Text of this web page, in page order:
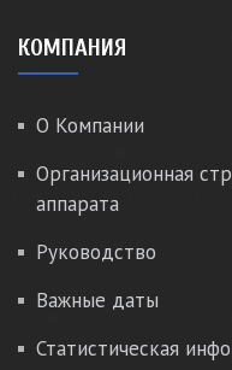
КОМПАНИЯ
О Компании
Организационная
аппарата
Руководство
Важные даты
Статистическая